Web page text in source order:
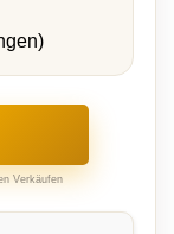
Verkäufen